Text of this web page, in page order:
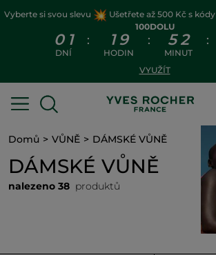
Vyberte si svou slevu Ušetřete až 500 Kč s kódy
100DOLU
0 1
DNÍ
: 1 9
HODIN
: 5 2
MINUT
:
VYUŽÍT
Domů VŮNĚ DÁMSKÉ VŮNĚ
DÁMSKÉ VŮNĚ
nalezeno 38 produktů